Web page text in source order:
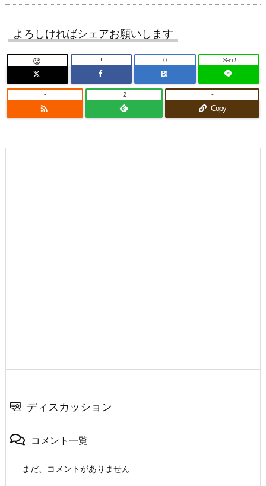
よろしければシェアお願いします
 !
B!
0 Send

- 2
Copy
-
ディスカッション
コメント一覧
まだ、コメントがありません